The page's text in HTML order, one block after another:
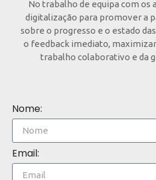
No trabalho de equipa com os
digitalização para promover a
sobre o progresso e o estado
o feedback imediato,
trabalho colaborativo e da
Nome:
Email: